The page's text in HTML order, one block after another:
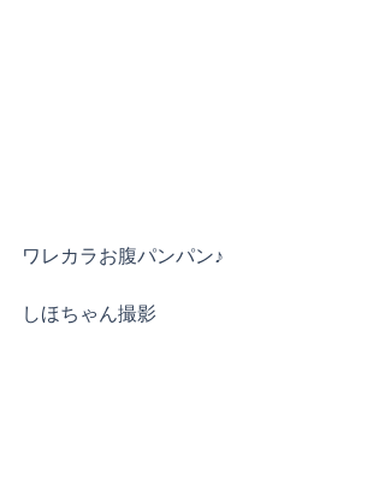
ワレカラお腹パンパン♪
しほちゃん撮影